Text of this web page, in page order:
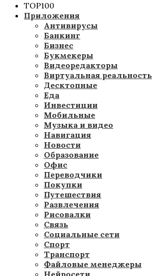
TOP100
Приложения
Антивирусы
Банкинг
Бизнес
Букмекеры
Видеоредакторы
Виртуальная реальность
Десктопные
Еда
Инвестиции
Мобильные
Музыка и видео
Навигация
Новости
Образование
Офис
Переводчики
Покупки
Путешествия
Развлечения
Рисовалки
Связь
Социальные сети
Спорт
Транспорт
Файловые менеджеры
Нейросети